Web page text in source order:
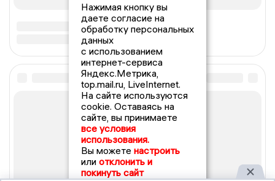
Нажимая кнопку вы
даете согласие на
обработку персональных
данных
с использованием
интернет-сервиса
Яндекс.Метрика,
top.mail.ru, LiveInternet.
На сайте используются
cookie. Оставаясь на
сайте, вы принимаете
все условия
использования.
Вы можете настроить
или отклонить и
покинуть сайт